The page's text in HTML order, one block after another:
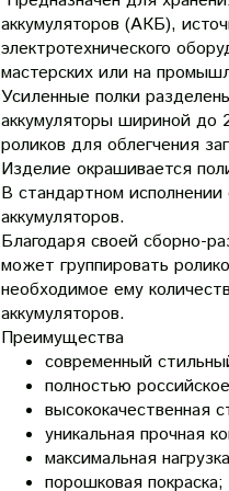
аккумуляторов (АКБ),
электротехнического
мастерских или на
Усиленные полки
аккумуляторы шириной
роликов для облегчения
Изделие окрашивается
В стандартном
аккумуляторов.
Благодаря своей сборно-
может группировать
необходимое ему
аккумуляторов.
Преимущества
современный
полностью
высококачественная
уникальная прочная
максимальная
порошковая покраска;